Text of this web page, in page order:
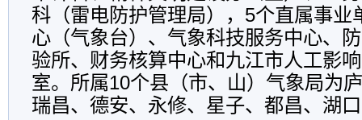
科（雷电防护管理局），5个直属事业
心（气象台）、气象科技服务中心、
验所、财务核算中心和九江市人工影
室。所属10个县（市、山）气象局为
瑞昌、德安、永修、星子、都昌、湖